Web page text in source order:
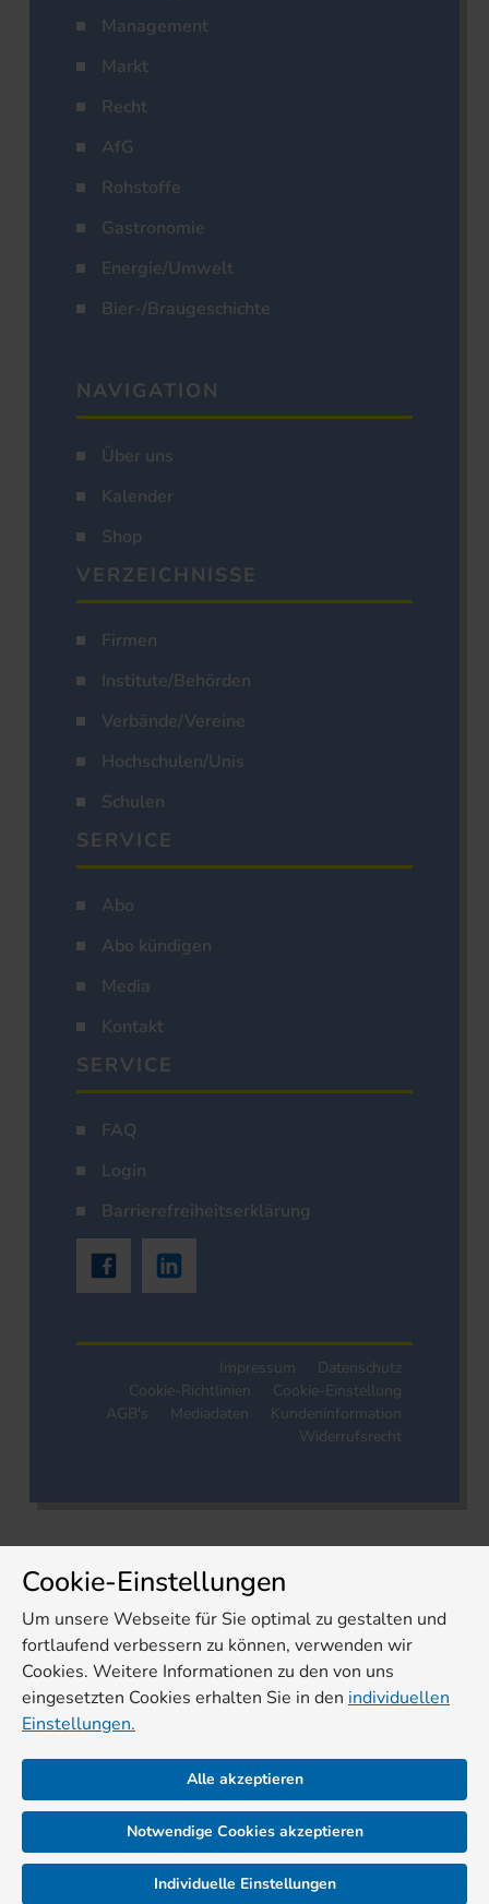
Management
Markt
Recht
AfG
Rohstoffe
Gastronomie
Energie/Umwelt
Bier-/Braugeschichte
NAVIGATION
Über uns
Kalender
Shop
VERZEICHNISSE
Firmen
Institute/Behörden
Verbände/Vereine
Hochschulen/Unis
Schulen
SERVICE
Abo
Abo kündigen
Media
Kontakt
SERVICE
FAQ
Login
Barrierefreiheitserklärung
Impressum
Datenschutz
Cookie-Richtlinien
Cookie-Einstellung
AGB's
Mediadaten
Kundeninformation
Widerrufsrecht
Cookie-Einstellungen
Um unsere Webseite für Sie optimal zu gestalten und
fortlaufend verbessern zu können, verwenden wir
Cookies. Weitere Informationen zu den von uns
eingesetzten Cookies erhalten Sie in den individuellen
Einstellungen.
Alle akzeptieren
Notwendige Cookies akzeptieren
Individuelle Einstellungen